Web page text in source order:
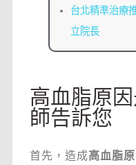
台北精準治療
立院長
高血脂原
師告訴您
首先，造成高血脂